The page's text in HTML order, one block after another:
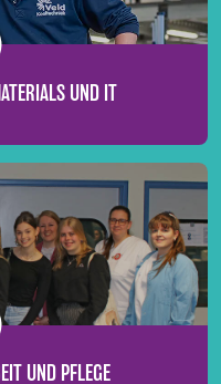
UND IT
UND PFLEGE